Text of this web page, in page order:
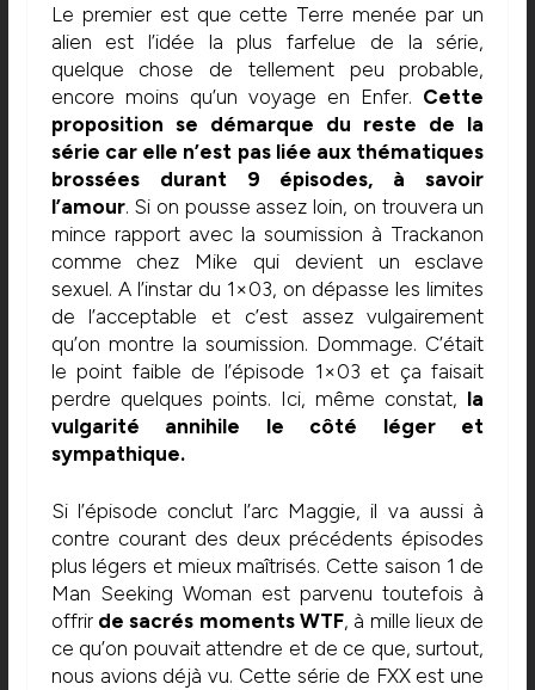
Le premier est que cette Terre menée par un
alien est l’idée la plus farfelue de la série,
quelque chose de tellement peu probable,
encore moins qu’un voyage en Enfer. Cette
proposition se démarque du reste de la
série car elle n’est pas liée aux thématiques
brossées durant 9 épisodes, à savoir
l’amour. Si on pousse assez loin, on trouvera un
mince rapport avec la soumission à Trackanon
comme chez Mike qui devient un esclave
sexuel. A l’instar du 1×03, on dépasse les limites
de l’acceptable et c’est assez vulgairement
qu’on montre la soumission. Dommage. C’était
le point faible de l’épisode 1×03 et ça faisait
perdre quelques points. Ici, même constat, la
vulgarité annihile le côté léger et
sympathique.
Si l’épisode conclut l’arc Maggie, il va aussi à
contre courant des deux précédents épisodes
plus légers et mieux maîtrisés. Cette saison 1 de
Man Seeking Woman est parvenu toutefois à
offrir de sacrés moments WTF, à mille lieux de
ce qu’on pouvait attendre et de ce que, surtout,
nous avions déjà vu. Cette série de FXX est une